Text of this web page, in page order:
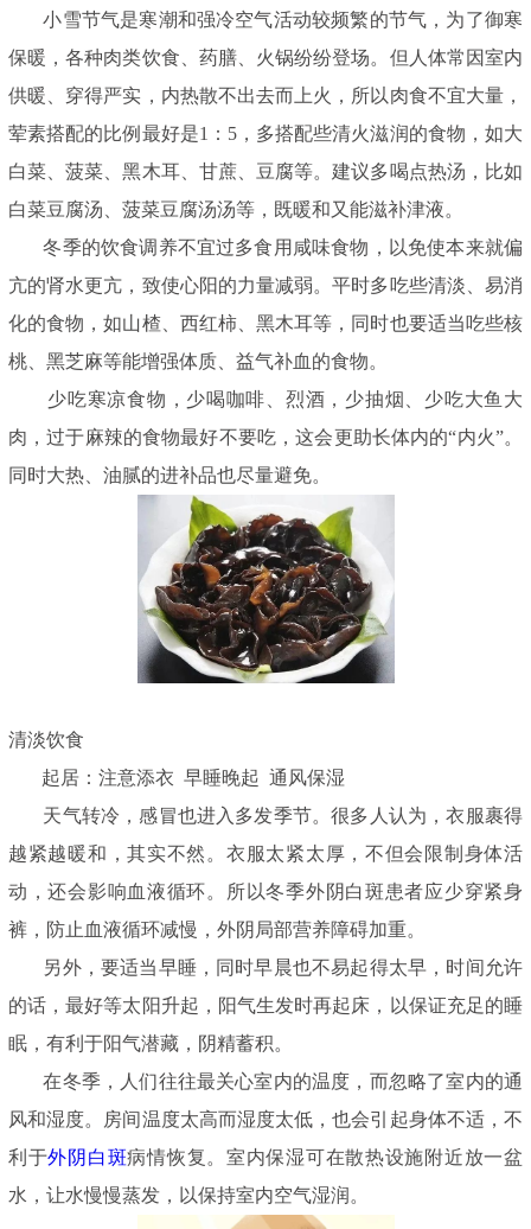
小雪节气是寒潮和强冷空气活动较频繁的节气，为了御寒
保暖，各种肉类饮食、药膳、火锅纷纷登场。但人体常因室内
供暖、穿得严实，内热散不出去而上火，所以肉食不宜大量，
荤素搭配的比例最好是1：5，多搭配些清火滋润的食物，如大
白菜、菠菜、黑木耳、甘蔗、豆腐等。建议多喝点热汤，比如
白菜豆腐汤、菠菜豆腐汤汤等，既暖和又能滋补津液。
冬季的饮食调养不宜过多食用咸味食物，以免使本来就偏
亢的肾水更亢，致使心阳的力量减弱。平时多吃些清淡、易消
化的食物，如山楂、西红柿、黑木耳等，同时也要适当吃些核
桃、黑芝麻等能增强体质、益气补血的食物。
少吃寒凉食物，少喝咖啡、烈酒，少抽烟、少吃大鱼大
肉，过于麻辣的食物最好不要吃，这会更助长体内的“内火”。
同时大热、油腻的进补品也尽量避免。
清淡饮食
起居：注意添衣 早睡晚起 通风保湿
天气转冷，感冒也进入多发季节。很多人认为，衣服裹得
越紧越暖和，其实不然。衣服太紧太厚，不但会限制身体活
动，还会影响血液循环。所以冬季外阴白斑患者应少穿紧身
裤，防止血液循环减慢，外阴局部营养障碍加重。
另外，要适当早睡，同时早晨也不易起得太早，时间允许
的话，最好等太阳升起，阳气生发时再起床，以保证充足的睡
眠，有利于阳气潜藏，阴精蓄积。
在冬季，人们往往最关心室内的温度，而忽略了室内的通
风和湿度。房间温度太高而湿度太低，也会引起身体不适，不
利于外阴白斑病情恢复。室内保湿可在散热设施附近放一盆
水，让水慢慢蒸发，以保持室内空气湿润。